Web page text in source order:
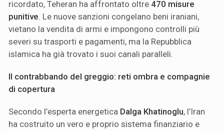
ricordato, Teheran ha affrontato oltre 470 misure
punitive. Le nuove sanzioni congelano beni iraniani,
vietano la vendita di armi e impongono controlli più
severi su trasporti e pagamenti, ma la Repubblica
islamica ha già trovato i suoi canali paralleli.
Il contrabbando del greggio: reti ombra e compagnie
di copertura
Secondo l’esperta energetica Dalga Khatinoglu, l’Iran
ha costruito un vero e proprio sistema finanziario e